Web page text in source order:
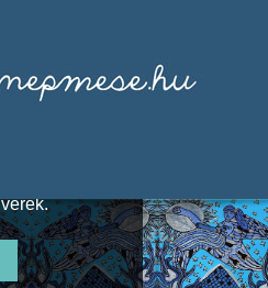
gyűjtők
Benedek